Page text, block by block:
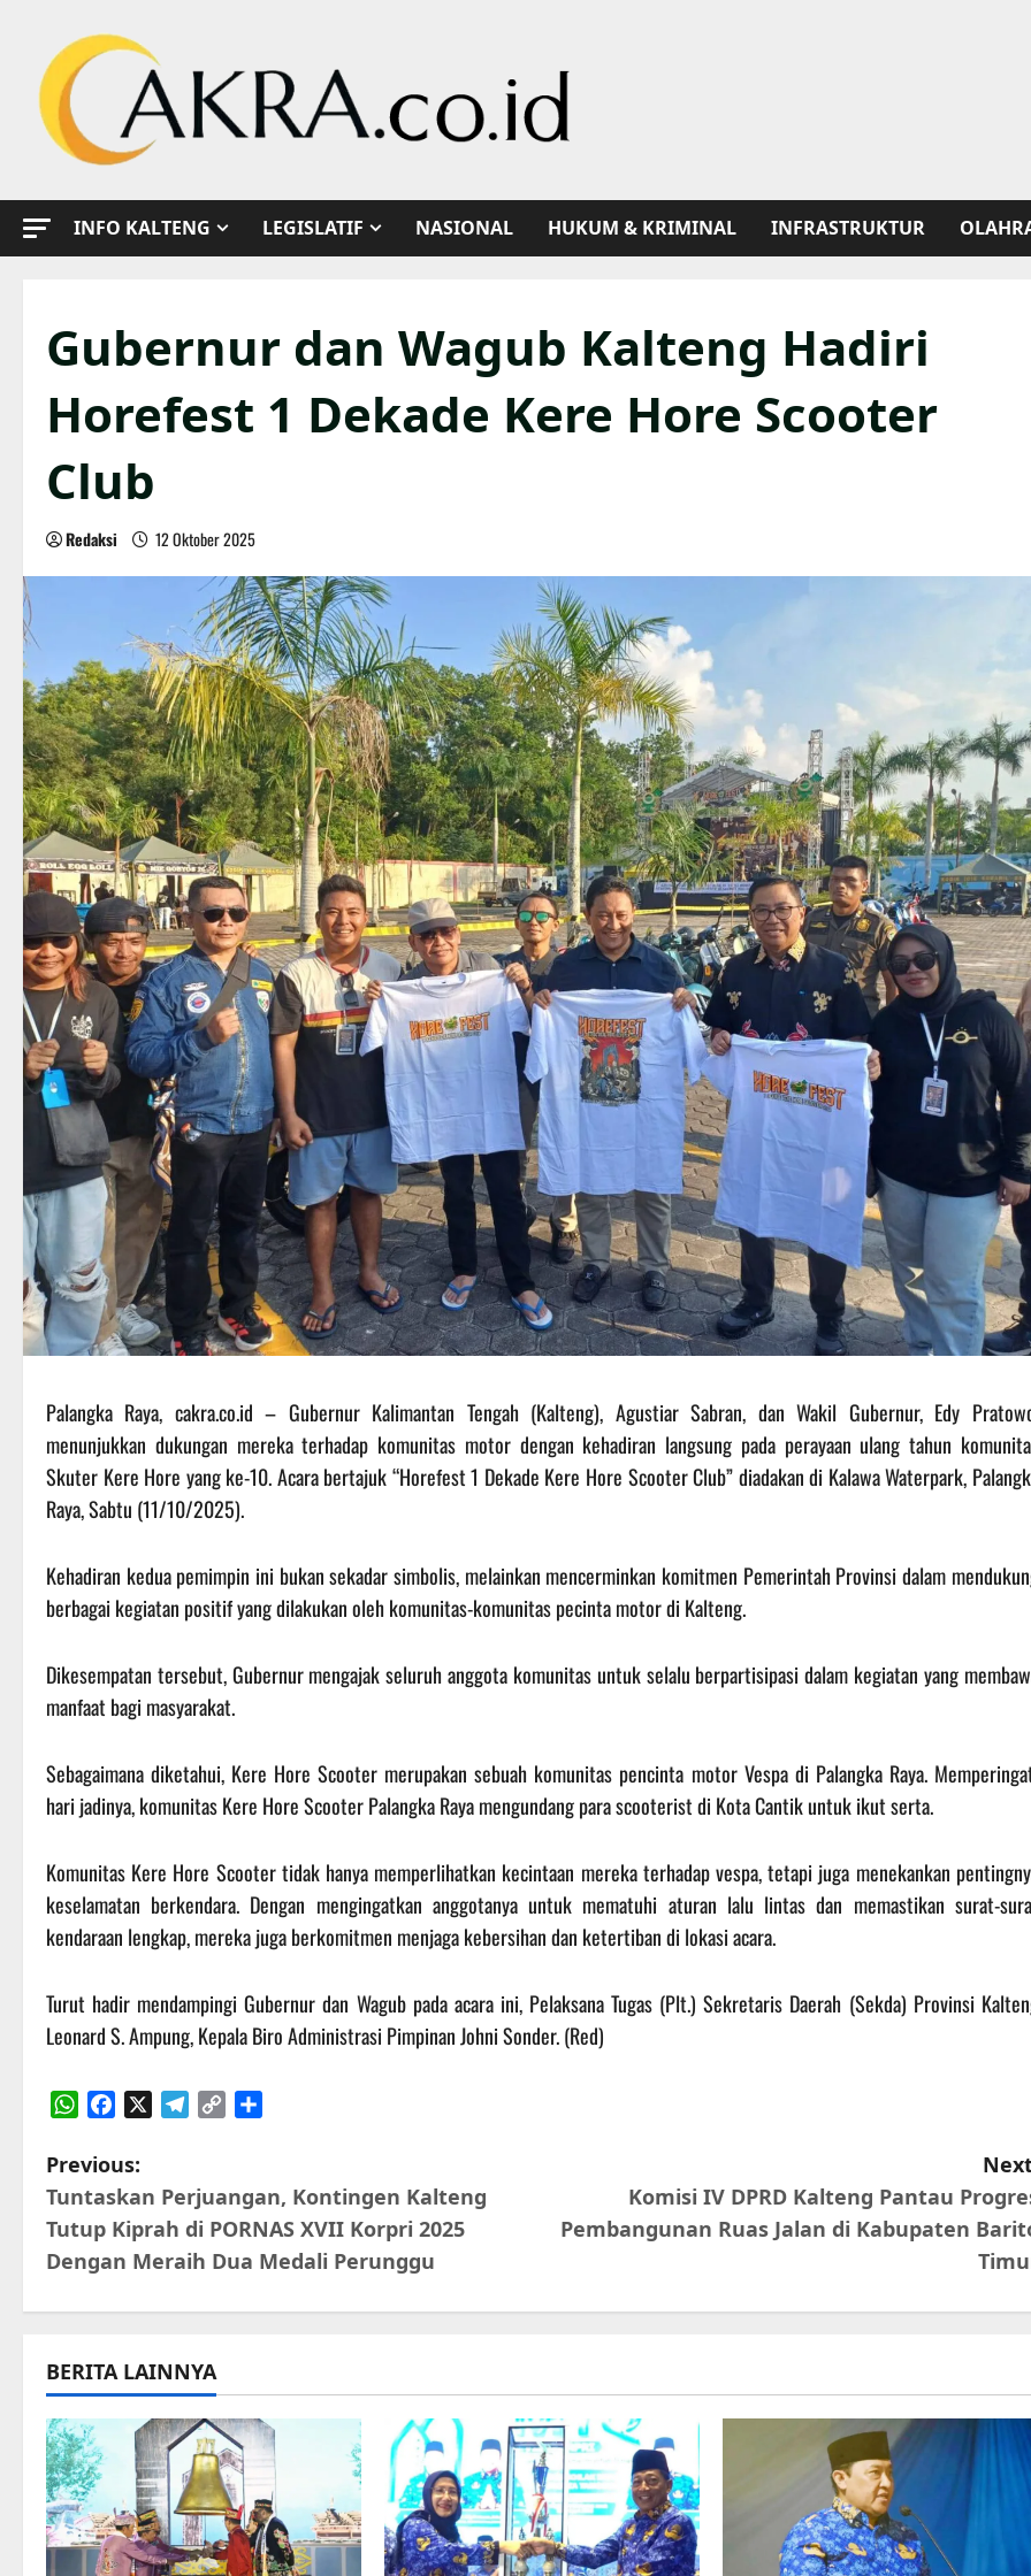
content
INFO KALTENG LEGISLATIF NASIONAL HUKUM & KRIMINAL INFRASTRUKTUR
Gubernur dan Wagub Kalteng Hadiri
Horefest 1 Dekade Kere Hore Scooter
Club
Redaksi 12 Oktober 2025
Palangka Raya, cakra.co.id – Gubernur Kalimantan Tengah (Kalteng), Agustiar Sabran, dan Wakil Gubernur, Edy
menunjukkan dukungan mereka terhadap komunitas motor dengan kehadiran langsung pada perayaan ulang tahun
Skuter Kere Hore yang ke-10. Acara bertajuk “Horefest 1 Dekade Kere Hore Scooter Club” diadakan di Kalawa Waterpark,
Raya, Sabtu (11/10/2025).
Kehadiran kedua pemimpin ini bukan sekadar simbolis, melainkan mencerminkan komitmen Pemerintah Provinsi dalam
berbagai kegiatan positif yang dilakukan oleh komunitas-komunitas pecinta motor di Kalteng.
Dikesempatan tersebut, Gubernur mengajak seluruh anggota komunitas untuk selalu berpartisipasi dalam kegiatan yang
manfaat bagi masyarakat.
Sebagaimana diketahui, Kere Hore Scooter merupakan sebuah komunitas pencinta motor Vespa di Palangka Raya.
hari jadinya, komunitas Kere Hore Scooter Palangka Raya mengundang para scooterist di Kota Cantik untuk ikut serta.
Komunitas Kere Hore Scooter tidak hanya memperlihatkan kecintaan mereka terhadap vespa, tetapi juga menekankan
keselamatan berkendara. Dengan mengingatkan anggotanya untuk mematuhi aturan lalu lintas dan memastikan surat-
kendaraan lengkap, mereka juga berkomitmen menjaga kebersihan dan ketertiban di lokasi acara.
Turut hadir mendampingi Gubernur dan Wagub pada acara ini, Pelaksana Tugas (Plt.) Sekretaris Daerah (Sekda) Provinsi
Leonard S. Ampung, Kepala Biro Administrasi Pimpinan Johni Sonder. (Red)
P
o
s
t
n
a
v
i
g
Previous:
Tuntaskan Perjuangan, Kontingen Kalteng
Tutup Kiprah di PORNAS XVII Korpri 2025
Dengan Meraih Dua Medali Perunggu
Komisi IV DPRD Kalteng Pantau
Pembangunan Ruas Jalan di Kabupaten
BERITA LAINNYA